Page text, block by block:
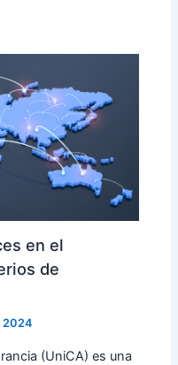
en el
de
2024
(UniCA) es una